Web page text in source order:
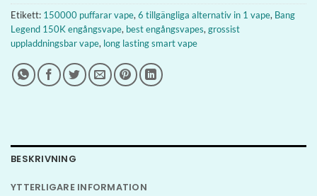
Etikett: 150000 puffarar vape, 6 tillgängliga alternativ in 1 vape, Bang
Legend 150K engångsvape, best engångsvapes, grossist
uppladdningsbar vape, long lasting smart vape
BESKRIVNING
YTTERLIGARE INFORMATION